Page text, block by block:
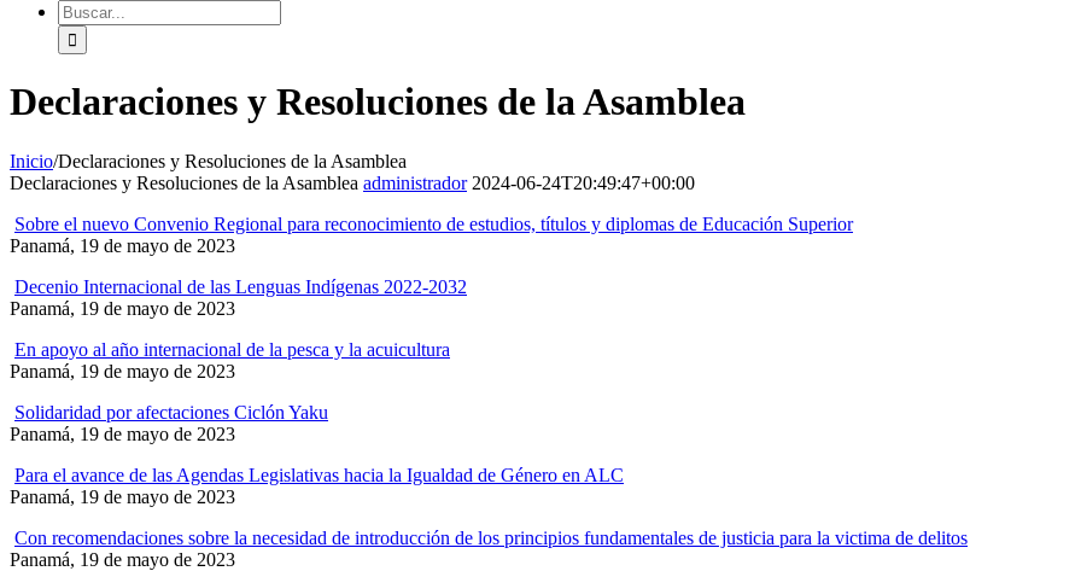
Declaraciones y Resoluciones de la Asamblea
Inicio/Declaraciones y Resoluciones de la Asamblea
Declaraciones y Resoluciones de la Asamblea administrador 2024-06-24T20:49:47+00:00
Sobre el nuevo Convenio Regional para reconocimiento de estudios, títulos y diplomas de Educación Superior
Panamá, 19 de mayo de 2023
Decenio Internacional de las Lenguas Indígenas 2022-2032
Panamá, 19 de mayo de 2023
En apoyo al año internacional de la pesca y la acuicultura
Panamá, 19 de mayo de 2023
Solidaridad por afectaciones Ciclón Yaku
Panamá, 19 de mayo de 2023
Para el avance de las Agendas Legislativas hacia la Igualdad de Género en ALC
Panamá, 19 de mayo de 2023
Con recomendaciones sobre la necesidad de introducción de los principios fundamentales de justicia para la victima de delitos
Panamá, 19 de mayo de 2023